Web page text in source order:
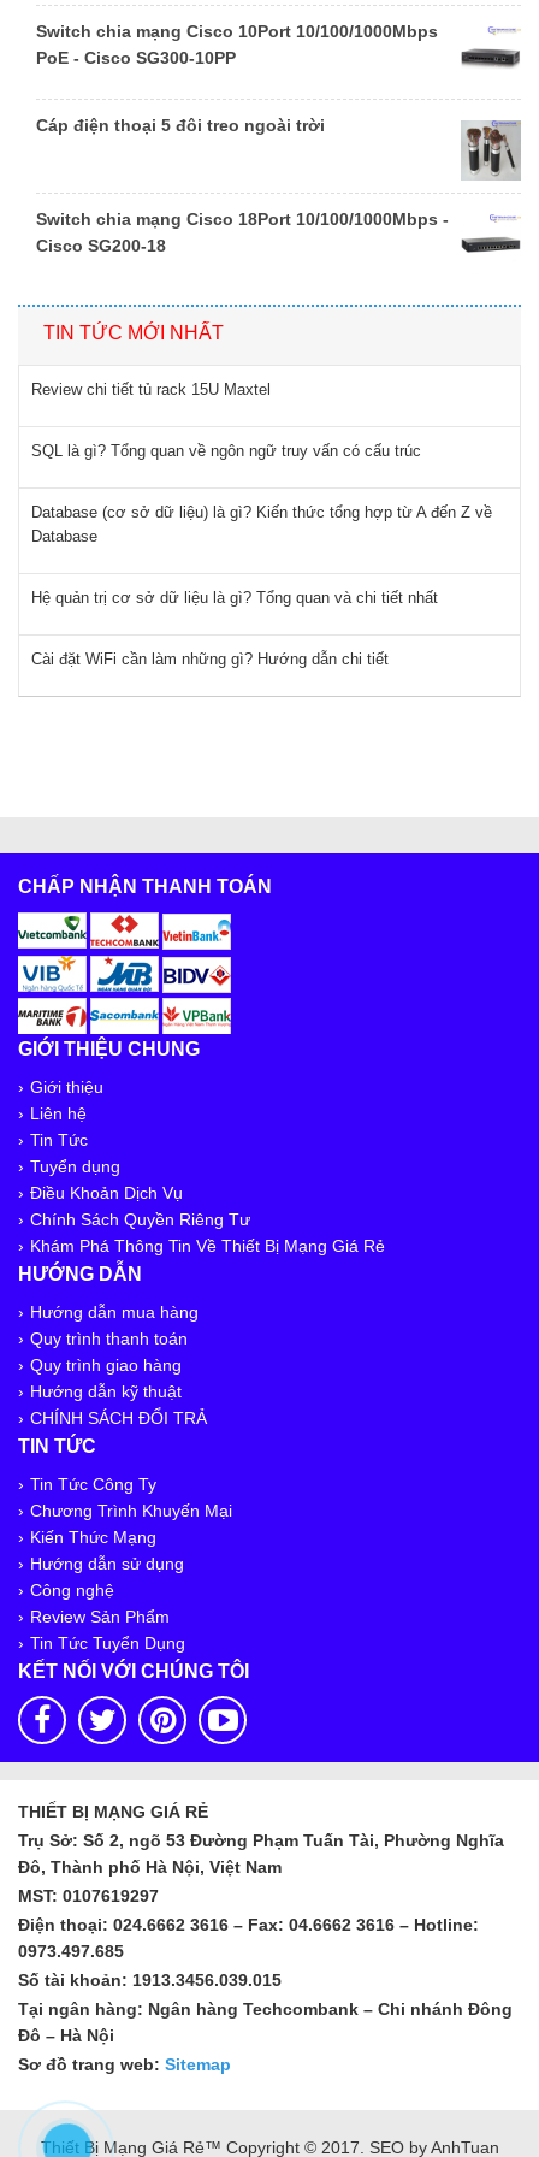
Switch chia mạng Cisco 10Port 10/100/1000Mbps
PoE - Cisco SG300-10PP
Cáp điện thoại 5 đôi treo ngoài trời
Switch chia mạng Cisco 18Port 10/100/1000Mbps -
Cisco SG200-18
TIN TỨC MỚI NHẤT
Review chi tiết tủ rack 15U Maxtel
SQL là gì? Tổng quan về ngôn ngữ truy vấn có cấu trúc
Database (cơ sở dữ liệu) là gì? Kiến thức tổng hợp từ A đến Z về
Database
Hệ quản trị cơ sở dữ liệu là gì? Tổng quan và chi tiết nhất
Cài đặt WiFi cần làm những gì? Hướng dẫn chi tiết
CHẤP NHẬN THANH TOÁN
GIỚI THIỆU CHUNG
Giới thiệu
Liên hệ
Tin Tức
Tuyển dụng
Điều Khoản Dịch Vụ
Chính Sách Quyền Riêng Tư
Khám Phá Thông Tin Về Thiết Bị Mạng Giá Rẻ
HƯỚNG DẪN
Hướng dẫn mua hàng
Quy trình thanh toán
Quy trình giao hàng
Hướng dẫn kỹ thuật
CHÍNH SÁCH ĐỔI TRẢ
TIN TỨC
Tin Tức Công Ty
Chương Trình Khuyến Mại
Kiến Thức Mạng
Hướng dẫn sử dụng
Công nghệ
Review Sản Phẩm
Tin Tức Tuyển Dụng
KẾT NỐI VỚI CHÚNG TÔI
THIẾT BỊ MẠNG GIÁ RẺ
Trụ Sở: Số 2, ngõ 53 Đường Phạm Tuấn Tài, Phường Nghĩa
Đô, Thành phố Hà Nội, Việt Nam
MST: 0107619297
Điện thoại: 024.6662 3616 – Fax: 04.6662 3616 – Hotline:
0973.497.685
Số tài khoản: 1913.3456.039.015
Tại ngân hàng: Ngân hàng Techcombank – Chi nhánh Đông
Đô – Hà Nội
Sơ đồ trang web: Sitemap
Thiết Bị Mạng Giá Rẻ™ Copyright © 2017. SEO by AnhTuan